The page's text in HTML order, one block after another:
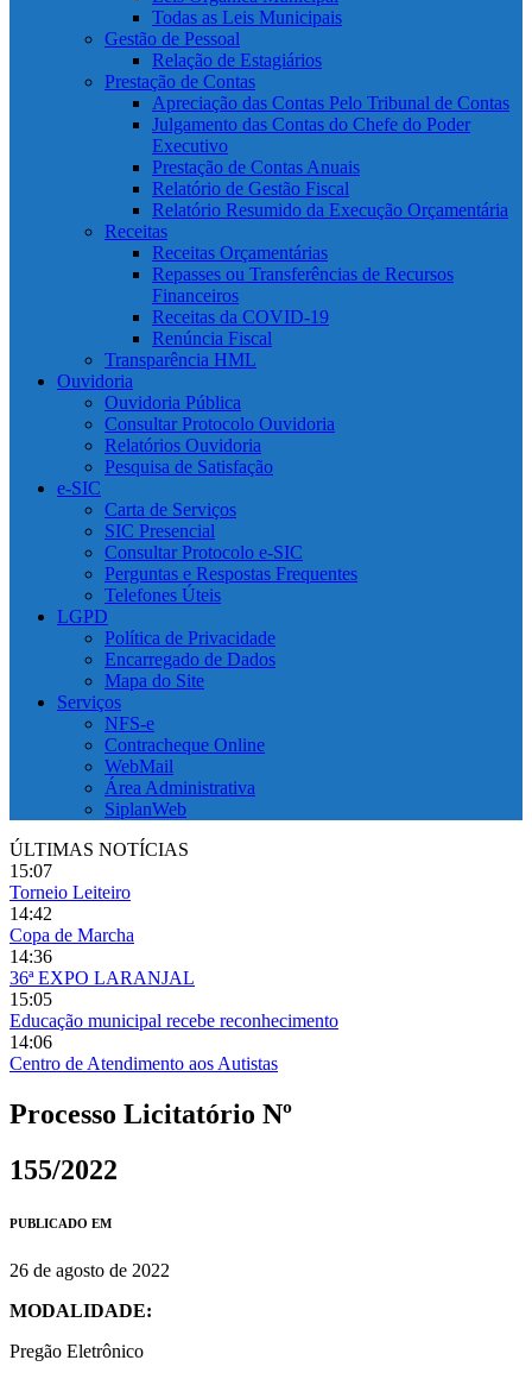
Todas as Leis Municipais
Gestão de Pessoal
Relação de Estagiários
Prestação de Contas
Apreciação das Contas Pelo Tribunal de Contas
Julgamento das Contas do Chefe do Poder
Executivo
Prestação de Contas Anuais
Relatório de Gestão Fiscal
Relatório Resumido da Execução Orçamentária
Receitas
Receitas Orçamentárias
Repasses ou Transferências de Recursos
Financeiros
Receitas da COVID-19
Renúncia Fiscal
Transparência HML
Ouvidoria
Ouvidoria Pública
Consultar Protocolo Ouvidoria
Relatórios Ouvidoria
Pesquisa de Satisfação
e-SIC
Carta de Serviços
SIC Presencial
Consultar Protocolo e-SIC
Perguntas e Respostas Frequentes
Telefones Úteis
LGPD
Política de Privacidade
Encarregado de Dados
Mapa do Site
Serviços
NFS-e
Contracheque Online
WebMail
Área Administrativa
SiplanWeb
ÚLTIMAS NOTÍCIAS
15:07
Torneio Leiteiro
14:42
Copa de Marcha
14:36
36ª EXPO LARANJAL
15:05
Educação municipal recebe reconhecimento
14:06
Centro de Atendimento aos Autistas
Processo Licitatório Nº
155/2022
PUBLICADO EM
26 de agosto de 2022
MODALIDADE:
Pregão Eletrônico